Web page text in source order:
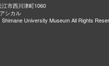
市西川津町1060
シカル
University Museum All Rights